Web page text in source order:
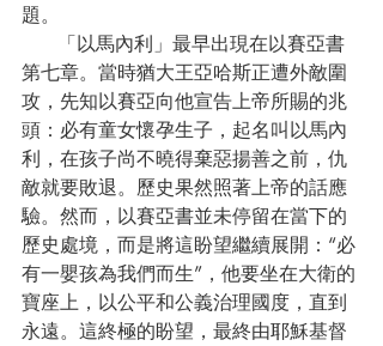
題。
第七章。當時猶大王亞哈斯正遭外敵圍
攻，先知以賽亞向他宣告上帝所賜的兆
頭：必有童女懷孕生子，起名叫以馬內
利，在孩子尚不曉得棄惡揚善之前，仇
敵就要敗退。歷史果然照著上帝的話應
驗。然而，以賽亞書並未停留在當下的
歷史處境，而是將這盼望繼續展開：“必
有一嬰孩為我們而生”，他要坐在大衛的
寶座上，以公平和公義治理國度，直到
永遠。這終極的盼望，最終由耶穌基督